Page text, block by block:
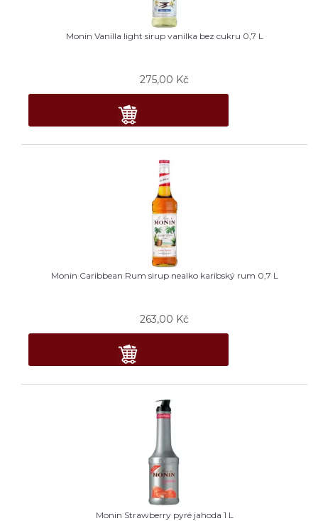
Monin Vanilla light sirup vanilka bez cukru 0,7 L
275,00 Kč
Monin Caribbean Rum sirup nealko karibský rum 0,7 L
263,00 Kč
Monin Strawberry pyré jahoda 1 L